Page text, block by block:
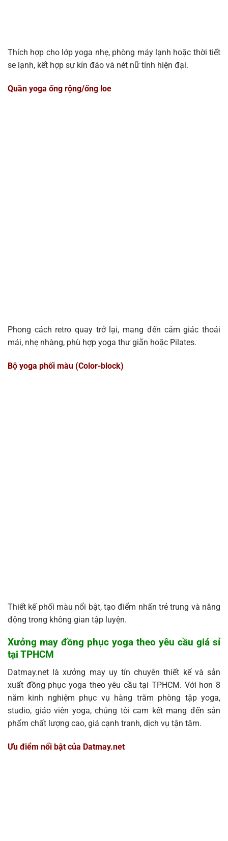
Thích hợp cho lớp yoga nhẹ, phòng máy lạnh hoặc thời tiết
se lạnh, kết hợp sự kín đáo và nét nữ tính hiện đại.
Quần yoga ống rộng/ống loe
Phong cách retro quay trở lại, mang đến cảm giác thoải
mái, nhẹ nhàng, phù hợp yoga thư giãn hoặc Pilates.
Bộ yoga phối màu (Color-block)
Thiết kế phối màu nổi bật, tạo điểm nhấn trẻ trung và năng
động trong không gian tập luyện.
Xưởng may đồng phục yoga theo yêu cầu giá sỉ
tại TPHCM
Datmay.net là xưởng may uy tín chuyên thiết kế và sản
xuất đồng phục yoga theo yêu cầu tại TPHCM. Với hơn 8
năm kinh nghiệm phục vụ hàng trăm phòng tập yoga,
studio, giáo viên yoga, chúng tôi cam kết mang đến sản
phẩm chất lượng cao, giá cạnh tranh, dịch vụ tận tâm.
Ưu điểm nổi bật của Datmay.net